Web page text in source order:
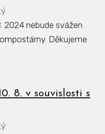
2024 nebude svážen
Děkujeme
8. v souvislosti s